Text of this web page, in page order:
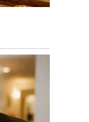
Slobodni